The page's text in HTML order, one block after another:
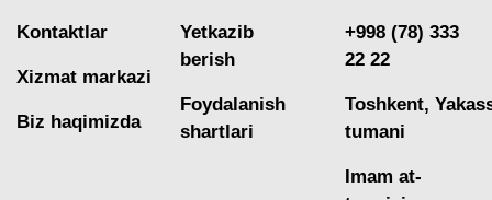
Kontaktlar
Xizmat markazi
Biz haqimizda
Yetkazib
berish
Foydalanish
shartlari
+998 (78) 333
22 22
Toshkent,
tumani
Imam at-